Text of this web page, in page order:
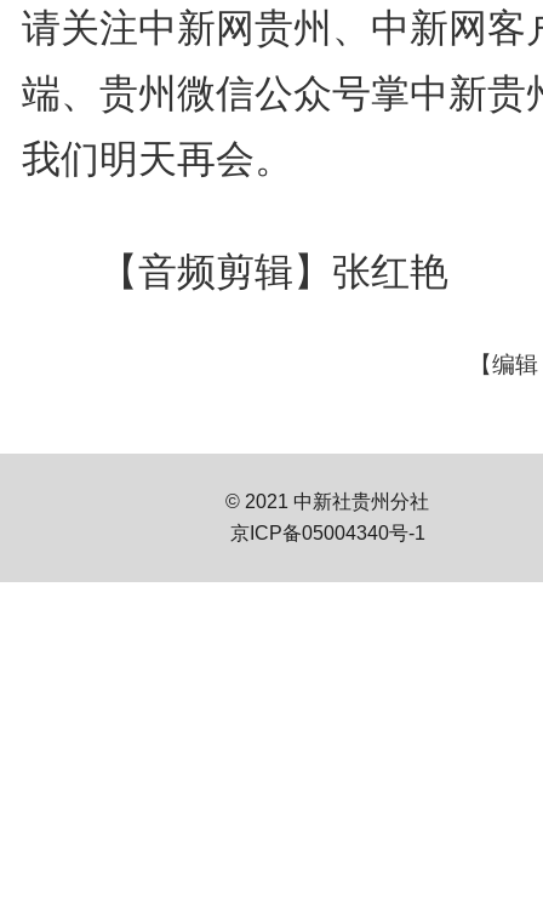
请关注中新网贵州、中新网客
端、贵州微信公众号掌中新贵
我们明天再会。
【音频剪辑】张红艳
【编
© 2021 中新社贵州分社
京ICP备05004340号-1